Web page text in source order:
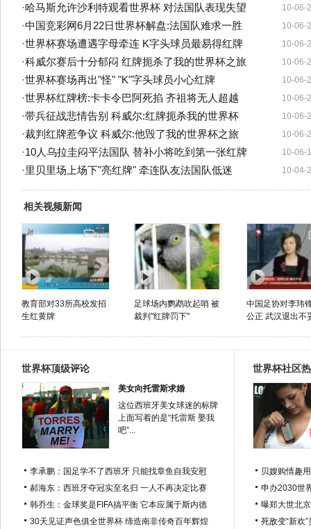
10-06-
·哈马斯允许沙利特观看世界杯 对法国队表现失望
10-06-
·中国竞彩网6月22日世界杯解盘:法国队难求一胜
10-06-
·世界杯赛场遭遇字母牵连 K字头球员最易得红牌
10-06-
·科威尔赛后十分郁闷 红牌扼杀了我的世界杯之旅
10-06-
·世界杯赛场再出"怪" "K"字头球员小心红牌
10-06-
·世界杯红牌榜:卡卡令巴阿死掐 齐祖将无人超越
10-06-
·带兵征战悲情告别 科威尔:红牌扼杀我的世界杯
10-06-
·裁判红牌惹争议 科威尔:他毁了我的世界杯之旅
10-06-
·10人乌拉圭闷平法国队 替补小将吃到第一张红牌
10-04-
·里贝里场上场下"亮红牌" 牵连队友法国队低迷
相关视频新闻
教育部对33所高校发招
生红黄牌
足球场内鹦鹉吹起哨 被
裁判"红牌罚下"
中国足协对李玮
公正 武汉退出不
世界杯顶级评论
美女向托雷斯求婚
这位西班牙美女球迷的标牌
上面写着的是“托雷斯 娶我
吧”...
李承鹏：国足学不了西班牙 只能找章鱼自我安慰
郝海东：西班牙夺冠实至名归 一人不再决定比赛
韩乔生：金球奖是FIFA搞平衡 它本应属于斯内德
30天见证声色俱全世界杯 缔造南非传奇百年辉煌
世界杯社区
贝嫂购情趣
申办2030世
曝郑大世北
死敌变“新欢